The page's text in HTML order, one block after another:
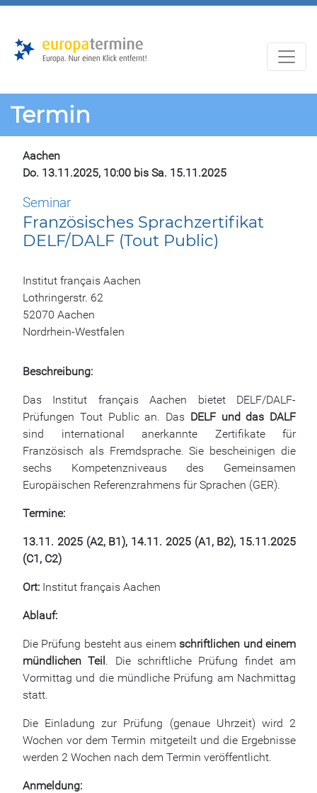
Termin
Aachen
Do. 13.11.2025, 10:00 bis Sa. 15.11.2025
Seminar
Französisches Sprachzertifikat
DELF/DALF (Tout Public)
Institut français Aachen
Lothringerstr. 62
52070 Aachen
Nordrhein-Westfalen
Beschreibung:
Das Institut français Aachen bietet DELF/DALF-
Prüfungen Tout Public an. Das DELF und das DALF
sind international anerkannte Zertifikate für
Französisch als Fremdsprache. Sie bescheinigen die
sechs Kompetenzniveaus des Gemeinsamen
Europäischen Referenzrahmens für Sprachen (GER).
Termine:
13.11. 2025 (A2, B1), 14.11. 2025 (A1, B2), 15.11.2025
(C1, C2)
Ort: Institut français Aachen
Ablauf:
Die Prüfung besteht aus einemschriftlichen und einem
mündlichen Teil. Die schriftliche Prüfung findet am
Vormittag und die mündliche Prüfung am Nachmittag
statt.
Die Einladung zur Prüfung (genaue Uhrzeit) wird 2
Wochen vor dem Termin mitgeteilt und die Ergebnisse
werden 2 Wochen nach dem Termin veröffentlicht.
Anmeldung: